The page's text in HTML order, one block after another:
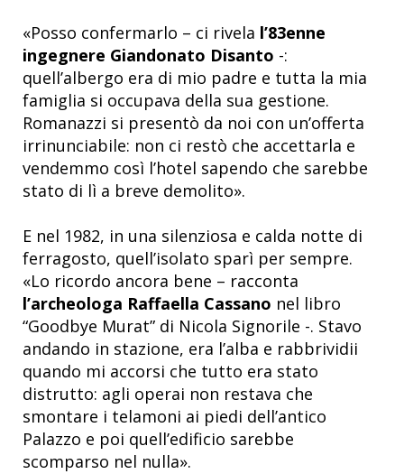
«Posso confermarlo – ci rivela l’83enne
ingegnere Giandonato Disanto -:
quell’albergo era di mio padre e tutta la mia
famiglia si occupava della sua gestione.
Romanazzi si presentò da noi con un’offerta
irrinunciabile: non ci restò che accettarla e
vendemmo così l’hotel sapendo che sarebbe
stato di lì a breve demolito».
E nel 1982, in una silenziosa e calda notte di
ferragosto, quell’isolato sparì per sempre.
«Lo ricordo ancora bene – racconta
l’archeologa Raffaella Cassano nel libro
“Goodbye Murat” di Nicola Signorile -. Stavo
andando in stazione, era l’alba e rabbrividii
quando mi accorsi che tutto era stato
distrutto: agli operai non restava che
smontare i telamoni ai piedi dell’antico
Palazzo e poi quell’edificio sarebbe
scomparso nel nulla».